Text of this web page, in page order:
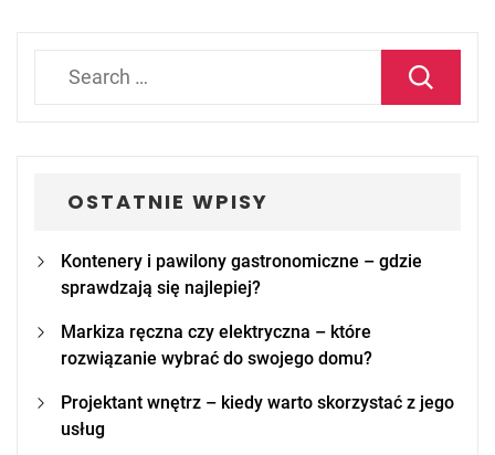
OSTATNIE WPISY
Kontenery i pawilony gastronomiczne – gdzie
sprawdzają się najlepiej?
Markiza ręczna czy elektryczna – które
rozwiązanie wybrać do swojego domu?
Projektant wnętrz – kiedy warto skorzystać z jego
usług